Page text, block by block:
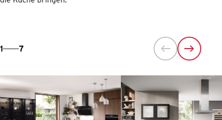
1 7